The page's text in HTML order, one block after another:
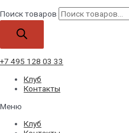
Поиск товаров
+7 495 128 03 33
Клуб
Контакты
Меню
Клуб